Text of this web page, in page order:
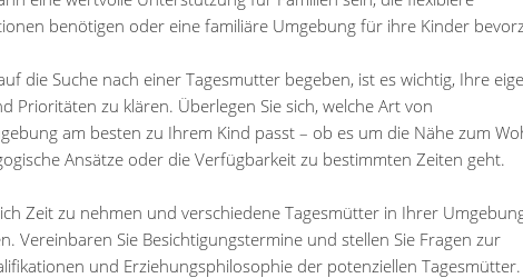
benötigen oder eine familiäre Umgebung für ihre Kinder
die Suche nach einer Tagesmutter begeben, ist es wichtig, Ihre
Prioritäten zu klären. Überlegen Sie sich, welche Art von
am besten zu Ihrem Kind passt – ob es um die Nähe zum
Ansätze oder die Verfügbarkeit zu bestimmten Zeiten geht.
Zeit zu nehmen und verschiedene Tagesmütter in Ihrer
Vereinbaren Sie Besichtigungstermine und stellen Sie Fragen zur
und Erziehungsphilosophie der potenziellen Tagesmütter.